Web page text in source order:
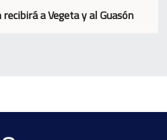
recibirá a Vegeta y al Guasón